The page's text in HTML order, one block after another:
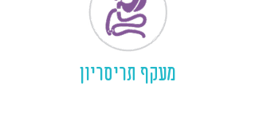
מעקף תריסריון